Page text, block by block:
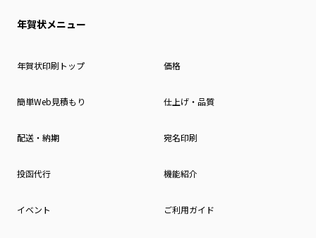
年賀状メニュー
年賀状印刷トップ 価格
簡単Web見積もり 仕上げ・品質
配送・納期 宛名印刷
投函代行 機能紹介
イベント ご利用ガイド